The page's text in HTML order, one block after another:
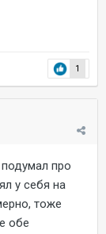
1
про
у себя на
тоже
обе